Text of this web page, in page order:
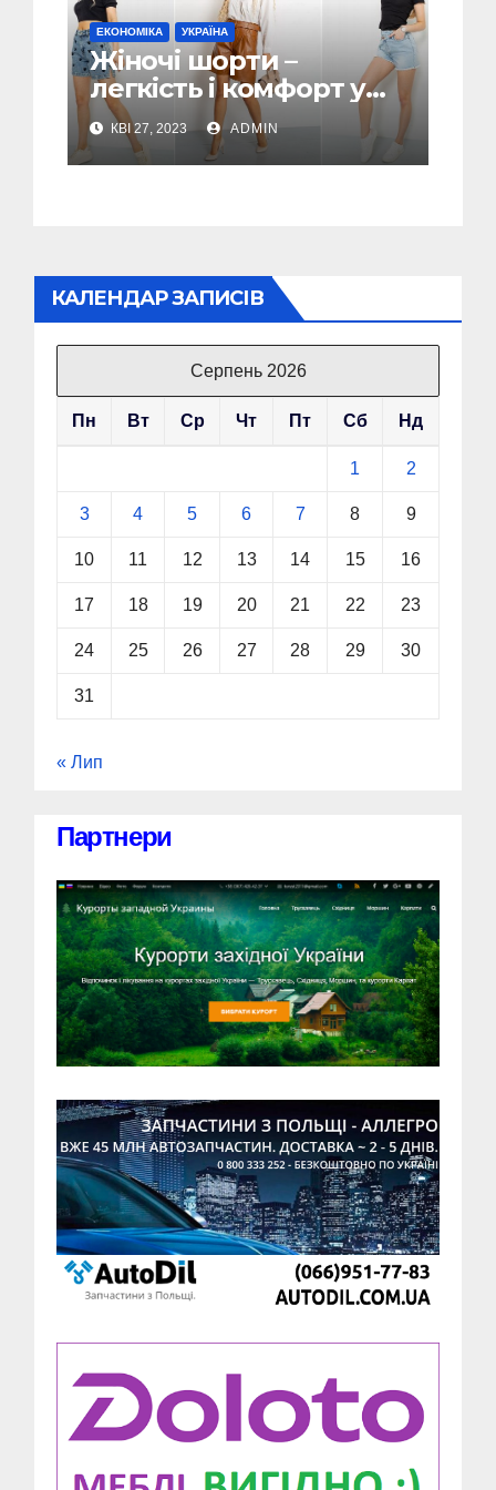
ЕКОНОМІКА УКРАЇНА
Жіночі шорти –
легкість і комфорт у
спекотні дні
КВІ 27, 2023 ADMIN
КАЛЕНДАР ЗАПИСІВ
Серпень 2026
Пн Вт Ср Чт Пт Сб Нд
1 2
3 4 5 6 7 8 9
10 11 12 13 14 15 16
17 18 19 20 21 22 23
24 25 26 27 28 29 30
31
« Лип
Партнери